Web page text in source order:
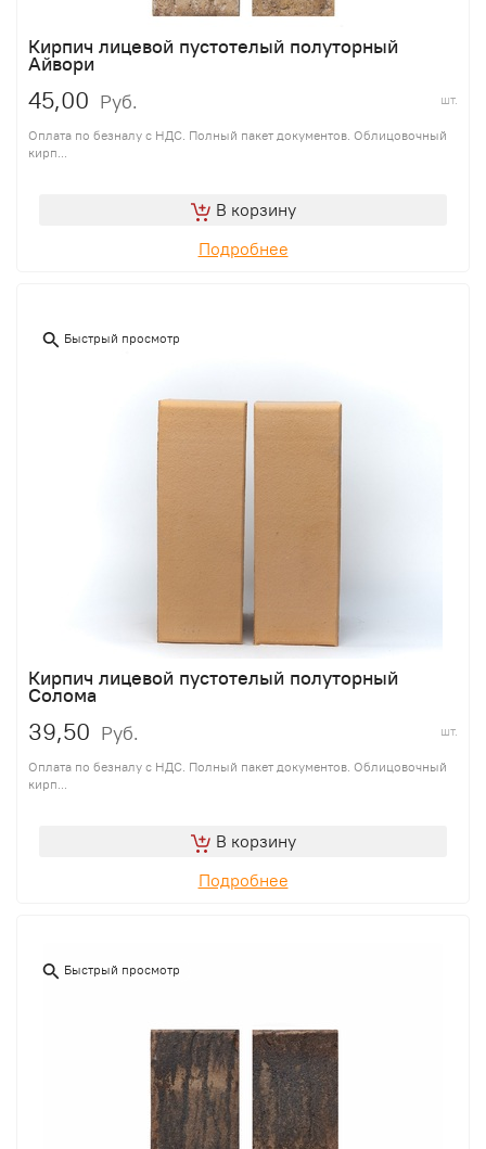
Кирпич лицевой пустотелый полуторный
Айвори
45,00 Руб. шт.
Оплата по безналу с НДС. Полный пакет документов. Облицовочный
кирп...
В корзину
Подробнее
Быстрый просмотр
Кирпич лицевой пустотелый полуторный
Солома
39,50 Руб. шт.
Оплата по безналу с НДС. Полный пакет документов. Облицовочный
кирп...
В корзину
Подробнее
Быстрый просмотр